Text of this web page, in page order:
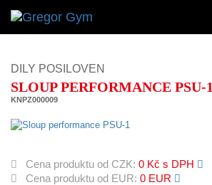
DILY POSILOVEN
SLOUP PERFORMANCE PSU-1
KNPZ000009
Cena produktu od CZK: 0 Kč s DPH
Cena produktu od EUR: 0 EUR